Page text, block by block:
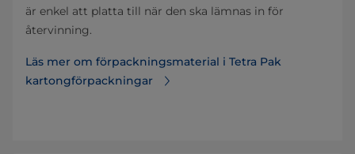
är enkel att platta till när den ska lämnas in för
återvinning.
Läs mer om förpackningsmaterial i Tetra Pak
kartongförpackningar